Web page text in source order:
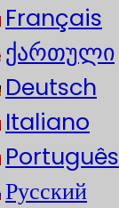
Français
ქართული
Deutsch
Italiano
Português
Русский